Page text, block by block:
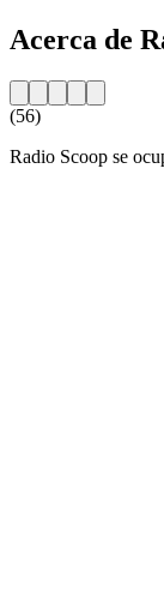
Acerca de
(56)
Radio Scoop se